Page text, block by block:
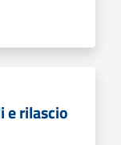
e rilascio